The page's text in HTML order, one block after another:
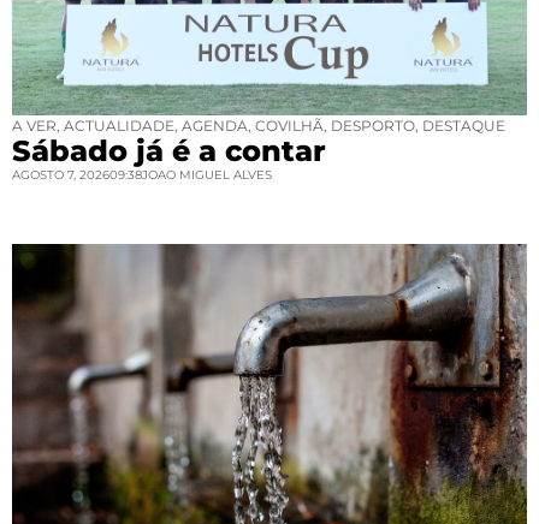
A VER, ACTUALIDADE, AGENDA, COVILHÃ, DESPORTO, DESTAQUE
Sábado já é a contar
AGOSTO 7, 202609:38JOAO MIGUEL ALVES